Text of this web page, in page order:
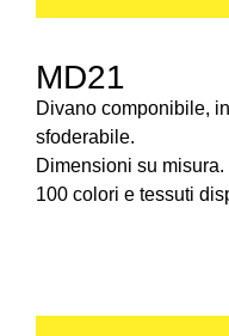
MD21
Divano componibile,
sfoderabile.
Dimensioni su misura.
100 colori e tessuti